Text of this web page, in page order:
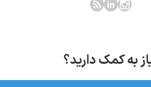
به کمک دارید؟